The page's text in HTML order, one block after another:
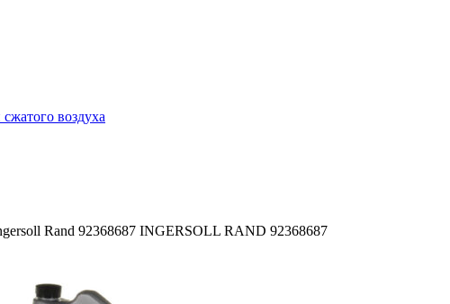
воздуха
Rand 92368687 INGERSOLL RAND 92368687